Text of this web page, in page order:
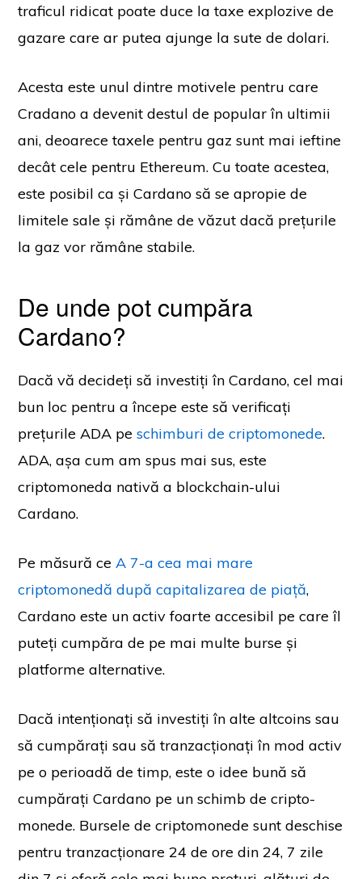
traficul ridicat poate duce la taxe explozive de
gazare care ar putea ajunge la sute de dolari.
Acesta este unul dintre motivele pentru care
Cradano a devenit destul de popular în ultimii
ani, deoarece taxele pentru gaz sunt mai ieftine
decât cele pentru Ethereum. Cu toate acestea,
este posibil ca și Cardano să se apropie de
limitele sale și rămâne de văzut dacă prețurile
la gaz vor rămâne stabile.
De unde pot cumpăra
Cardano?
Dacă vă decideți să investiți în Cardano, cel mai
bun loc pentru a începe este să verificați
prețurile ADA peschimburi de criptomonede.
ADA, așa cum am spus mai sus, este
criptomoneda nativă a blockchain-ului
Cardano.
Pe măsură ceA 7-a cea mai mare
criptomonedă după capitalizarea de piață,
Cardano este un activ foarte accesibil pe care îl
puteți cumpăra de pe mai multe burse și
platforme alternative.
Dacă intenționați să investiți în alte altcoins sau
să cumpărați sau să tranzacționați în mod activ
pe o perioadă de timp, este o idee bună să
cumpărați Cardano pe un schimb de cripto-
monede. Bursele de criptomonede sunt deschise
pentru tranzacționare 24 de ore din 24, 7 zile